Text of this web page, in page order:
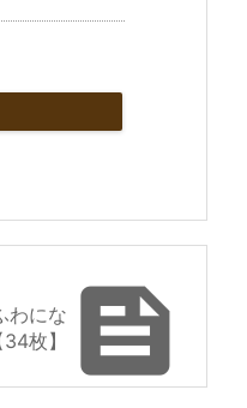

わにな
枚】